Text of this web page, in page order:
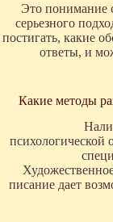
Это понимание
серьезного
постигать, какие
ответы, и
Какие методы
психологической
писание дает